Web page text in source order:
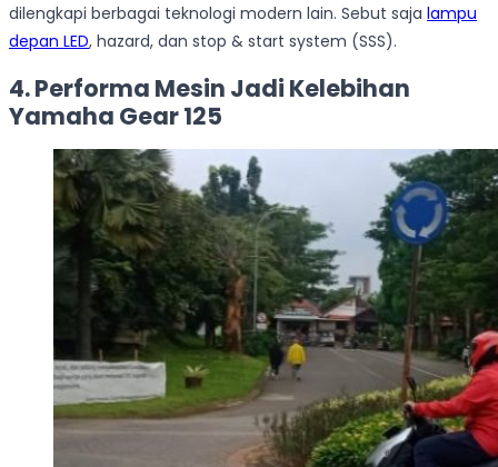
dilengkapi berbagai teknologi modern lain. Sebut saja lampu
depan LED, hazard, dan stop & start system (SSS).
4. Performa Mesin Jadi Kelebihan
Yamaha Gear 125